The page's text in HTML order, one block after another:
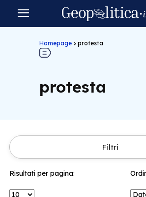
Homepage > protesta
protesta
Filtri
Risultati per pagina: